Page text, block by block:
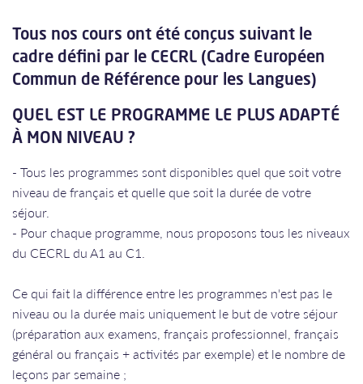
​​​​​​​Tous nos cours ont été conçus suivant le
cadre défini par le CECRL (Cadre Européen
Commun de Référence pour les Langues)
QUEL EST LE PROGRAMME LE PLUS ADAPTÉ
À MON NIVEAU ?
- Tous les programmes sont disponibles quel que soit votre
niveau de français et quelle que soit la durée de votre
séjour.
- Pour chaque programme, nous proposons tous les niveaux
du CECRL du A1 au C1.
​​​​​​​Ce qui fait la différence entre les programmes n'est pas le
niveau ou la durée mais uniquement le but de votre séjour
(préparation aux examens, français professionnel, français
général ou français + activités par exemple) et le nombre de
leçons par semaine ;